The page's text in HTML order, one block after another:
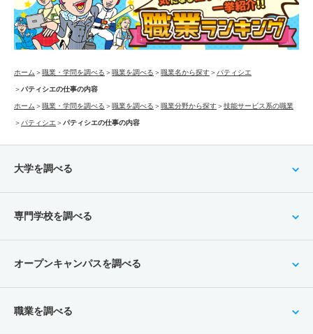
ホーム ＞職業・学問を調べる ＞職業を調べる ＞職業名から探す＞ パティシエ
＞パティシエの仕事の内容
ホーム ＞職業・学問を調べる ＞職業を調べる ＞職業分野から探す＞技能サービス系の職業
＞ パティシエ ＞パティシエの仕事の内容
大学を調べる
専門学校を調べる
オープンキャンパスを調べる
職業を調べる